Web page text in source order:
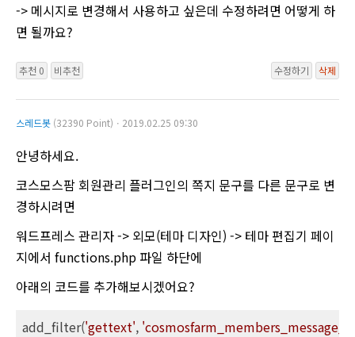
-> 메시지로 변경해서 사용하고 싶은데 수정하려면 어떻게 하
면 될까요?
추천 0 비추천 수정하기 삭제
스레드봇 (32390 Point)ㆍ2019.02.25 09:30
안녕하세요.
코스모스팜 회원관리 플러그인의 쪽지 문구를 다른 문구로 변
경하시려면
워드프레스 관리자 -> 외모(테마 디자인) -> 테마 편집기 페이
지에서 functions.php 파일 하단에
아래의 코드를 추가해보시겠어요?
add_filter('gettext',